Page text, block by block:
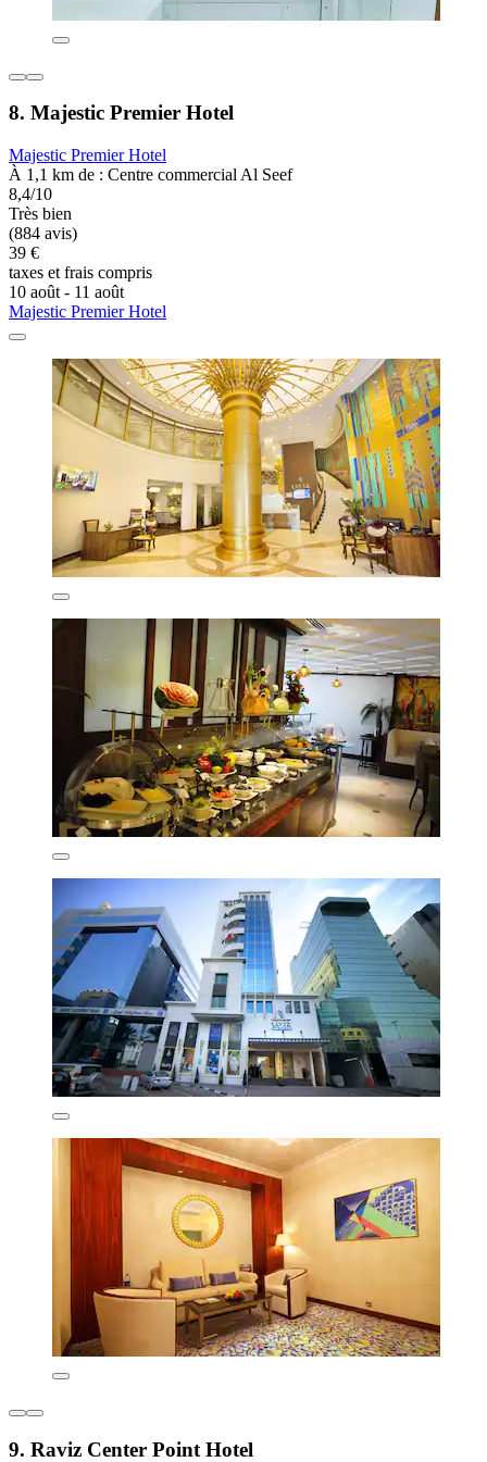
8. Majestic Premier Hotel
Majestic Premier Hotel
À 1,1 km de : Centre commercial Al Seef
8,4/10
Très bien
(884 avis)
39 €
taxes et frais compris
10 août - 11 août
Majestic Premier Hotel
9. Raviz Center Point Hotel